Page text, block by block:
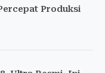
Produksi